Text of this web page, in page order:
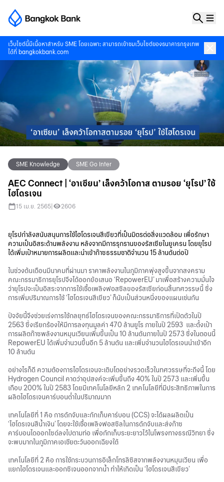
เว็บไซต์นี้มีเนื้อหาสำหรับ SME โดยเฉพาะ สามารถเข้าชมเว็บไซต์ของธนาคารกรุงเทพ
ได้ที่ bangkokbank.com
SME Knowledge SME Go Inter
AEC Connect | ‘อาเซียน’ เล็งคว้าโอกาส ตามรอย ‘ยุโรป’ ใช้
ไฮโดรเจน
15 เม.ย. 2565 2606
ยุโรปกำลังสนับสนุนการใช้ไฮโดรเจนสีเขียวที่เป็นมิตรต่อสิ่งแวดล้อม เพื่อรักษา
ความเป็นอิสระด้านพลังงาน หลังจากมีการรุกรานของรัสเซียในยูเครน โดยยุโรป
ได้เพิ่มเป้าหมายการผลิตและนำเข้าก๊าซธรรมชาติจำนวน 15 ล้านตันต่อปี
ในช่วงต้นเดือนมีนาคมที่ผ่านมา ราคาพลังงานในภูมิภาคพุ่งสูงขึ้นจากสงคราม
คณะกรรมาธิการยุโรปจึงได้ออกข้อเสนอ ‘RepowerEU’ มาเพื่อสร้างความมั่นใจ
ว่ายุโรปจะเป็นอิสระจากการใช้เชื้อเพลิงฟอสซิลของรัสเซียก่อนสิ้นทศวรรษนี้ ซึ่ง
การเพิ่มปริมาณการใช้ ‘ไฮโดรเจนสีเขียว’ ก็นับเป็นส่วนหนึ่งของแผนเช่นกัน
ปัจจัยนี้จึงช่วยเร่งการใช้กลยุทธ์ไฮโดรเจนของคณะกรรมาธิการที่เปิดตัวในปี
2563 ซึ่งเรียกร้องให้มีการลงทุนมูลค่า 470 ล้านยูโร ภายในปี 2593 และตั้งเป้า
การผลิตก๊าซพลังงานหมุนเวียนเพิ่มขึ้นเป็น 10 ล้านตันภายในปี 2573 ซึ่งในตอนนี้
RepowerEU ได้เพิ่มจำนวนขึ้นอีก 5 ล้านตัน และเพิ่มจำนวนไฮโดรเจนนำเข้าอีก
10 ล้านตัน
อย่างไรก็ดี ความต้องการไฮโดรเจนจะเติบโตอย่างรวดเร็วในทศวรรษที่จะถึงนี้ โดย
Hydrogen Council คาดว่าอุปสงค์จะเพิ่มขึ้นถึง 40% ในปี 2573 และเพิ่มขึ้น
เกือบ 200% ในปี 2583 โดยมีเทคโนโลยีหลัก 2 เทคโนโลยีที่มีประสิทธิภาพในการ
ผลิตไฮโดรเจนคาร์บอนต่ำในปริมาณมาก
เทคโนโลยีที่ 1 คือ การดักจับและกักเก็บคาร์บอน (CCS) จะได้ผลผลิตเป็น
‘ไฮโดรเจนสีน้ำเงิน’ โดยจะใช้เชื้อเพลิงฟอสซิลในการดักจับและส่งก๊าซ
คาร์บอนไดออกไซด์ลงไปตามท่อ เพื่อกักเก็บระยะยาวไว้ในโพรงทางธรณีวิทยา ซึ่ง
จะพบมากในภูมิภาคเอเชียตะวันออกเฉียงใต้
เทคโนโลยีที่ 2 คือ การใช้กระบวนการอิเล็กโทรลิซิสจากพลังงานหมุนเวียน เพื่อ
แยกไฮโดรเจนและออกซิเจนออกจากน้ำ ทำให้เกิดเป็น ‘ไฮโดรเจนสีเขียว’